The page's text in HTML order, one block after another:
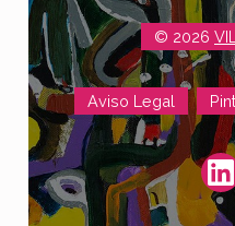
© 2026
Aviso Legal